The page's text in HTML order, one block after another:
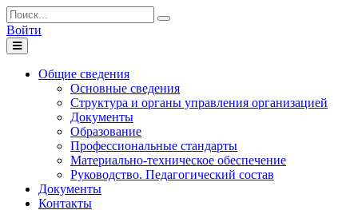
Войти
Toggle
navigation
Общие сведения
Основные сведения
Структура и органы управления организацией
Документы
Образование
Профессиональные стандарты
Материально-техническое обеспечение
Руководство. Педагогический состав
Документы
Контакты